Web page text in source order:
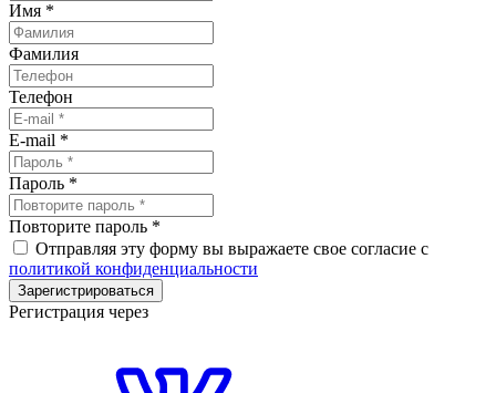
Имя *
Фамилия
Телефон
E-mail *
Пароль *
Повторите пароль *
Отправляя эту форму вы выражаете свое согласие с
политикой конфиденциальности
Зарегистрироваться
Регистрация через